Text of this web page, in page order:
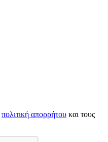
πολιτική απορρήτου και τους